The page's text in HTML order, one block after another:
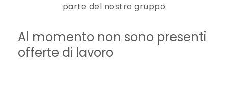
parte del nostro gruppo
Al momento non sono presenti
offerte di lavoro